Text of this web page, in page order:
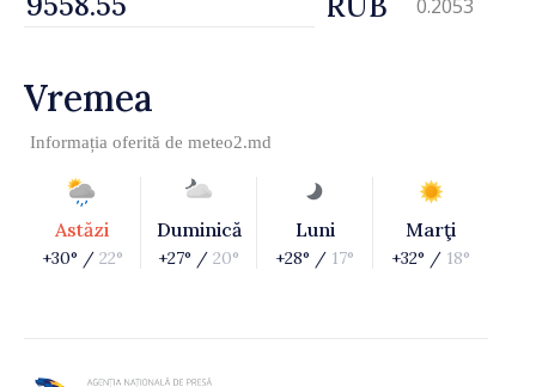
0.2053
Vremea
Informația oferită de meteo2.md
Astăzi
+30° / 22°
Duminică
+27° / 20°
Luni
+28° / 17°
Marţi
+32° / 18°